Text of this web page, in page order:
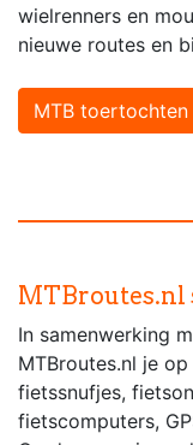
wielrenners en
nieuwe routes en
MTB toertochten
MTBroutes.nl
In samenwerking
MTBroutes.nl je
fietssnufjes,
fietscomputers,